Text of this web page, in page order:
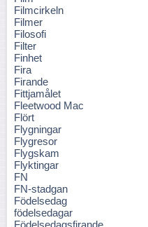
Filmcirkeln
Filmer
Filosofi
Filter
Finhet
Fira
Firande
Fittjamålet
Fleetwood Mac
Flört
Flygningar
Flygresor
Flygskam
Flyktingar
FN
FN-stadgan
Födelsedag
födelsedagar
Födelsedagsfirande